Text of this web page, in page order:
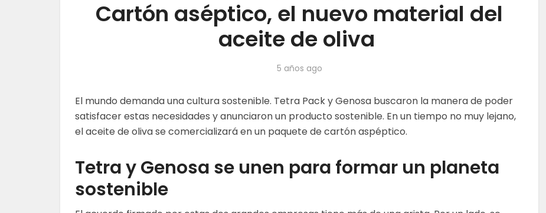
Cartón aséptico, el nuevo material del
aceite de oliva
5 años ago
El mundo demanda una cultura sostenible. Tetra Pack yGenosa buscaron la manera de poder
satisfacer estas necesidades y anunciaron un producto sostenible. En un tiempo no muy lejano,
el aceite de oliva se comercializará en un paquete de cartón aspéptico.
Tetra yGenosa se unen para formar un planeta
sostenible